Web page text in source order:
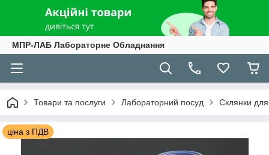
МПР-ЛАБ Лабораторне Обладнання
Товари та послуги Лабораторний посуд Склянки для
ціна з ПДВ